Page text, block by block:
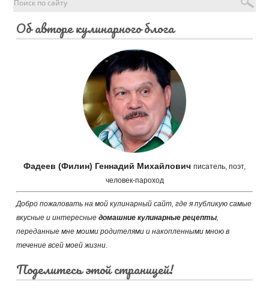
Об авторе кулинарного блога
Фадеев (Филин) Геннадий Михайлович писатель, поэт,
человек-пароход
Добро пожаловать на мой кулинарный сайт, где я публикую самые
вкусные и интересныедомашние кулинарные рецепты
переданные мне моими родителями и накопленными мною в
течение всей моей жизни.
Поделитесь этой страницей!